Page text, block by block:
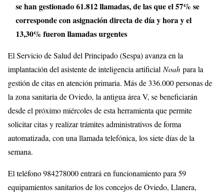
se han gestionado 61.812 llamadas, de las que el 57% se
corresponde con asignación directa de día y hora y el
13,30% fueron llamadas urgentes
El Servicio de Salud del Principado (Sespa) avanza en la
implantación del asistente de inteligencia artificialNoah para la
gestión de citas en atención primaria. Más de 336.000 personas de
la zona sanitaria de Oviedo, la antigua área V, se beneficiarán
desde el próximo miércoles de esta herramienta que permite
solicitar citas y realizar trámites administrativos de forma
automatizada, con una llamada telefónica, los siete días de la
semana.
El teléfono 984278000 entrará en funcionamiento para 59
equipamientos sanitarios de los concejos de Oviedo, Llanera,